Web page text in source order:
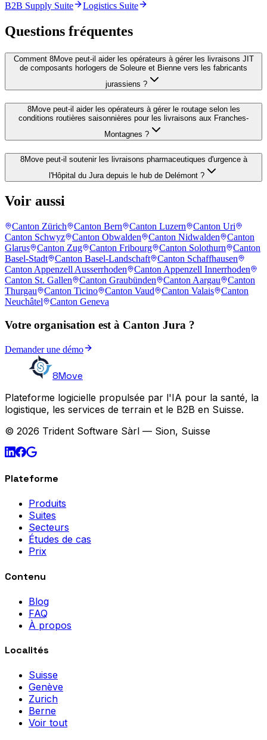
B2B Supply Suite Logistics Suite
Questions fréquentes
Comment 8Move peut-il aider les opérateurs à gérer les livraisons JIT
de composants horlogers de Soleure et Bienne vers les fabricants
jurassiens ?
8Move peut-il aider les opérateurs à gérer le routage selon les
conditions routières saisonnières pour les livraisons aux Franches-
Montagnes ?
8Move peut-il soutenir les livraisons pharmaceutiques d'urgence à
l'Hôpital du Jura depuis le hub de Delémont ?
Voir aussi
Canton Zürich Canton Bern Canton Luzern
Canton Uri
Canton Schwyz
Canton Obwalden Canton Nidwalden
Canton
Glarus
Canton Zug Canton Fribourg Canton Solothurn
Canton
Basel-Stadt
Canton Basel-Landschaft
Canton Schaffhausen
Canton Appenzell Ausserrhoden
Canton Appenzell Innerrhoden
Canton St. Gallen
Canton Graubünden Canton Aargau
Canton
Thurgau
Canton Ticino Canton Vaud Canton Valais
Canton
Neuchâtel
Canton Geneva
Votre organisation est à Canton Jura ?
Demander une démo
8Move
Plateforme logicielle propulsée par l'IA pour la santé, la
logistique, les services de terrain et le B2B en Suisse.
© 2026 Trident Software Sàrl — Sion, Suisse
Plateforme
Produits
Suites
Secteurs
Études de cas
Prix
Contenu
Blog
FAQ
À propos
Localités
Suisse
Genève
Zurich
Berne
Voir tout